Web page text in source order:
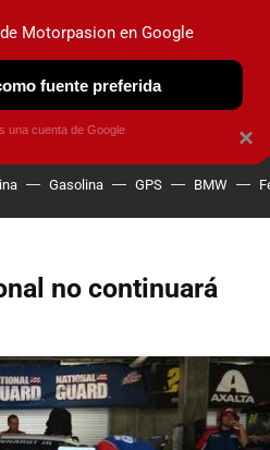
OBSERVATORIO
Gasolina GPS BMW
no continuará
×
Motorpasion en Google
fuente preferida
una cuenta de Google